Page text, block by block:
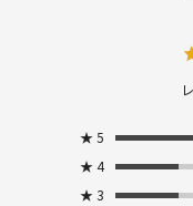
★ 5
★ 4
★ 3